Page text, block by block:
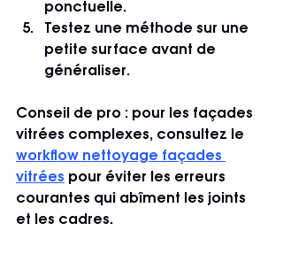
ponctuelle.
Testez une méthode sur une
petite surface avant de
généraliser.
Conseil de pro : pour les façades
vitrées complexes, consultez le
workflow nettoyage façades
vitrées pour éviter les erreurs
courantes qui abîment les joints
et les cadres.